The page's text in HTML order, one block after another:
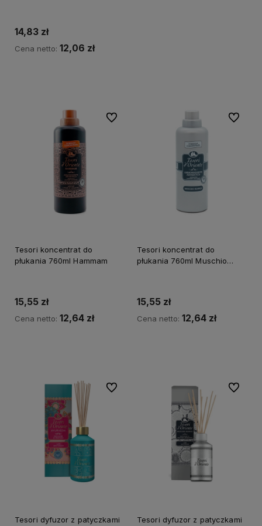
14,83 zł
Cena netto: 12,06 zł
Tesori koncentrat do
płukania 760ml Hammam
15,55 zł
Cena netto: 12,64 zł
Do ulubionych
Tesori koncentrat do
płukania 760ml Muschio
15,55 zł
Cena netto: 12,64 zł
Do
Tesori dyfuzor z patyczkami
Do ulubionych
Tesori dyfuzor z patyczkami
Do